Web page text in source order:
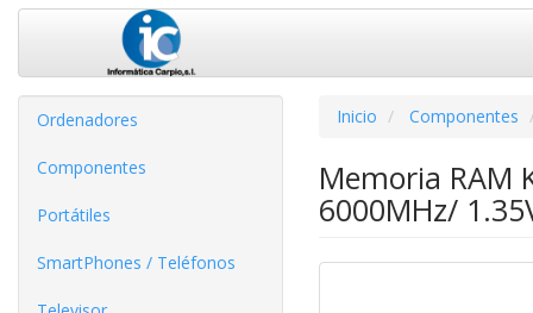
Ordenadores
Componentes
Portátiles
SmartPhones / Teléfonos
Inicio Componentes
Memoria RAM
6000MHz/